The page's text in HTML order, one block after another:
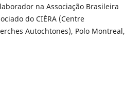
na Associação Brasileira
do CIÈRA (Centre
Autochtones), Polo Montreal,